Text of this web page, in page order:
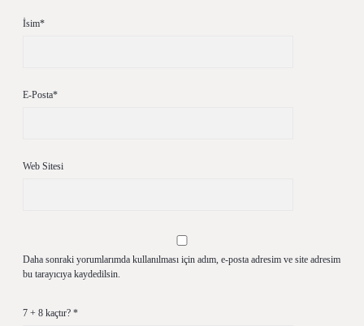
İsim*
E-Posta*
Web Sitesi
Daha sonraki yorumlarımda kullanılması için adım, e-posta adresim ve site adresim
bu tarayıcıya kaydedilsin.
7 + 8 kaçtır? *